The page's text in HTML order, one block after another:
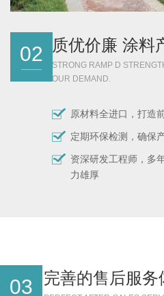
02 质优价廉 涂料
STRONG RAMP D
OUR DEMAND.
原材料全进口，打造
定期环保检测，确保
资深研发工程师，多
力雄厚
03 完善的售后服